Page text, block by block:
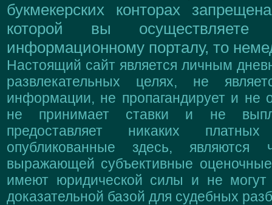
букмекерских конторах
которой вы
информационному порталу, то
Настоящий сайт является личным
развлекательных целях, не
информации, не пропагандирует и не
не принимает ставки и не
предоставляет никаких
опубликованные здесь, являются
выражающей субъективные
имеют юридической силы и не могут
доказательной базой для судебных